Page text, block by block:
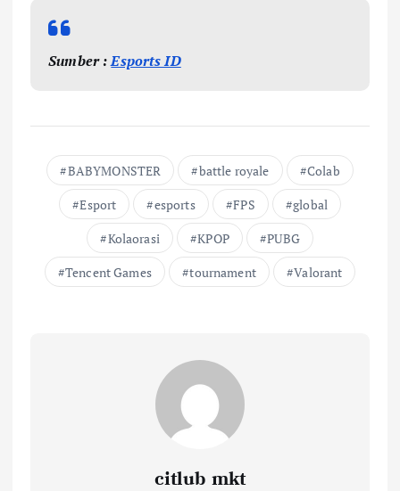
Sumber :Esports ID
BABYMONSTER battle royale
Colab
Esport
esports FPS
global
Kolaorasi
KPOP
PUBG
Tencent Games
tournament Valorant
citlub mkt